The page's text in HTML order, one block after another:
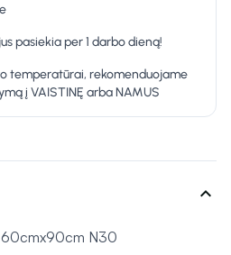
pasiekia per 1 darbo dieną!
temperatūrai, rekomenduojame
į VAISTINĘ arba NAMUS
expand_more
60cmx90cm N30